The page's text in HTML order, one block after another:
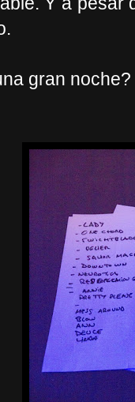
gran noche?